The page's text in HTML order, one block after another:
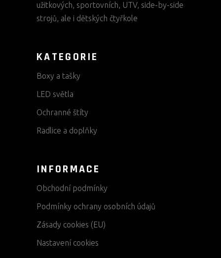
užitkových, sportovních, UTV, side-by-side
strojů, ale i dětských čtyřkole
KATEGORIE
Boxy a tašky
LED světla
Ochranné štíty
Radlice a doplňky
INFORMACE
Obchodní podmínky
Podmínky ochrany osobních údajů
Zásady cookies (EU)
Nastavení cookies